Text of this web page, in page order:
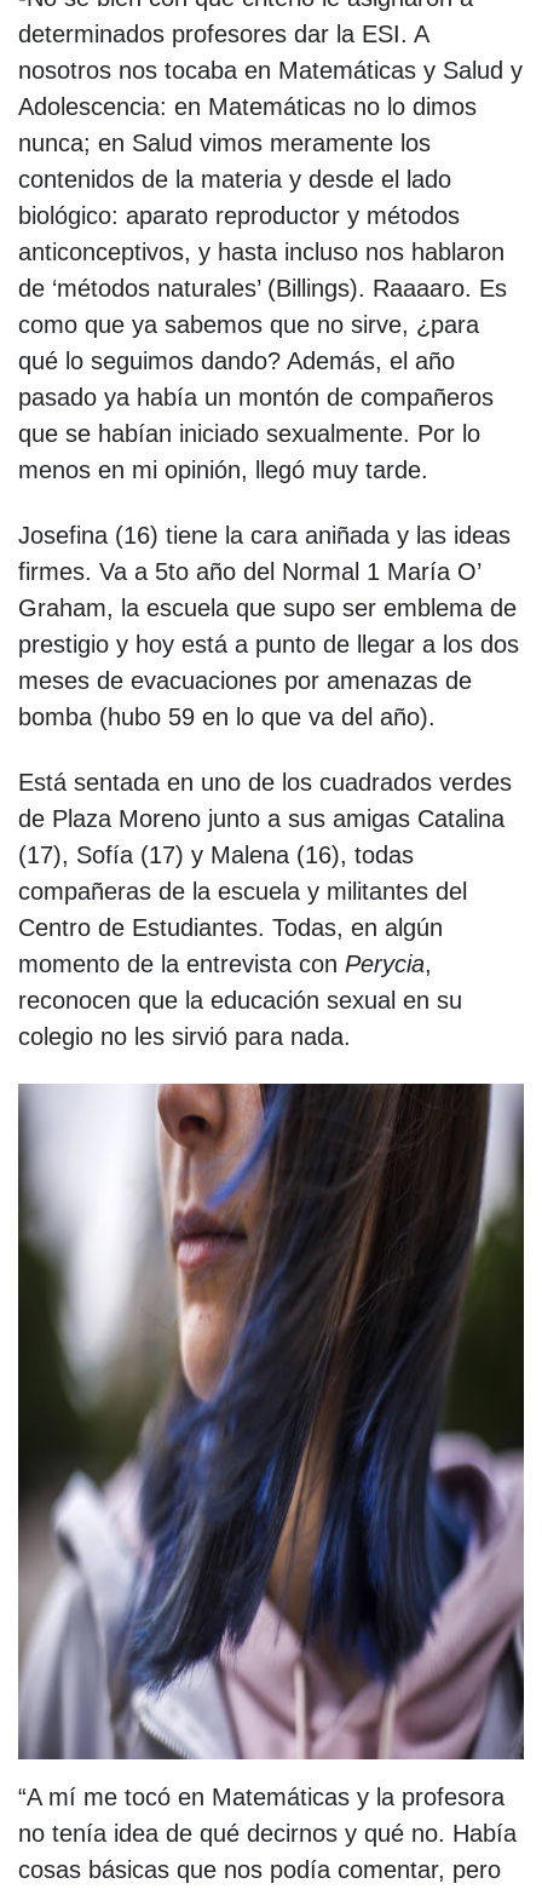
determinados profesores dar la ESI. A
nosotros nos tocaba en Matemáticas y Salud y
Adolescencia: en Matemáticas no lo dimos
nunca; en Salud vimos meramente los
contenidos de la materia y desde el lado
biológico: aparato reproductor y métodos
anticonceptivos, y hasta incluso nos hablaron
de ‘métodos naturales’ (Billings). Raaaaro. Es
como que ya sabemos que no sirve, ¿para
qué lo seguimos dando? Además, el año
pasado ya había un montón de compañeros
que se habían iniciado sexualmente. Por lo
menos en mi opinión, llegó muy tarde.
Josefina (16) tiene la cara aniñada y las ideas
firmes. Va a 5to año del Normal 1 María O’
Graham, la escuela que supo ser emblema de
prestigio y hoy está a punto de llegar a los dos
meses de evacuaciones por amenazas de
bomba (hubo 59 en lo que va del año).
Está sentada en uno de los cuadrados verdes
de Plaza Moreno junto a sus amigas Catalina
(17), Sofía (17) y Malena (16), todas
compañeras de la escuela y militantes del
Centro de Estudiantes. Todas, en algún
momento de la entrevista con Perycia,
reconocen que la educación sexual en su
colegio no les sirvió para nada.
“A mí me tocó en Matemáticas y la profesora
no tenía idea de qué decirnos y qué no. Había
cosas básicas que nos podía comentar, pero